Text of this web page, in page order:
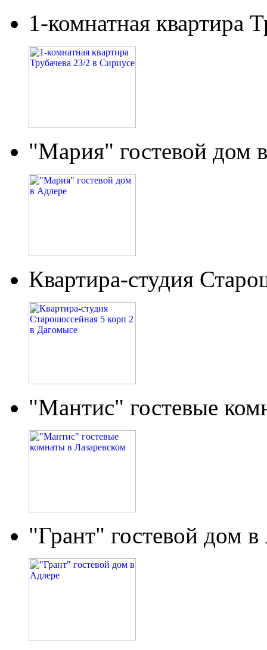
1-комнатная квартира
"Мария" гостевой дом
Квартира-студия
"Мантис" гостевые
"Грант" гостевой дом